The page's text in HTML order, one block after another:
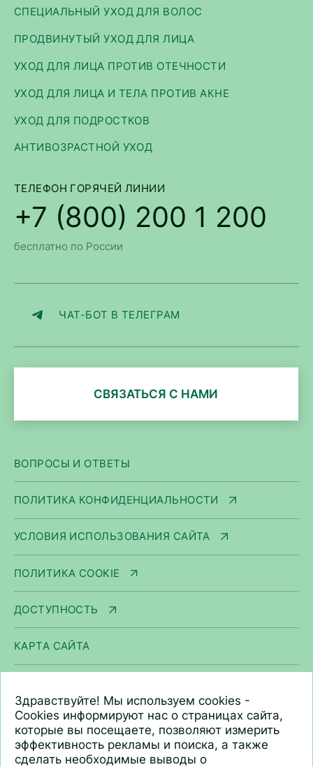
СПЕЦИАЛЬНЫЙ УХОД ДЛЯ ВОЛОС
ПРОДВИНУТЫЙ УХОД ДЛЯ ЛИЦА
УХОД ДЛЯ ЛИЦА ПРОТИВ ОТЕЧНОСТИ
УХОД ДЛЯ ЛИЦА И ТЕЛА ПРОТИВ АКНЕ
УХОД ДЛЯ ПОДРОСТКОВ
АНТИВОЗРАСТНОЙ УХОД
ТЕЛЕФОН ГОРЯЧЕЙ ЛИНИИ
+7 (800) 200 1 200
бесплатно по России
ЧАТ-БОТ В ТЕЛЕГРАМ
СВЯЗАТЬСЯ С НАМИ
ВОПРОСЫ И ОТВЕТЫ
ПОЛИТИКА КОНФИДЕНЦИАЛЬНОСТИ
УСЛОВИЯ ИСПОЛЬЗОВАНИЯ САЙТА
ПОЛИТИКА COOKIE
ДОСТУПНОСТЬ
КАРТА САЙТА
ООО «Арнест ЮниРусь»
г. Москва, ул. Сергея Макеева, д. 13.
ИНН 7705183476
+7 (495) 745 75 00
Здравствуйте! Мы используем cookies -
Cookies информируют нас о страницах сайта,
которые вы посещаете, позволяют измерить
эффективность рекламы и поиска, а также
сделать необходимые выводы о